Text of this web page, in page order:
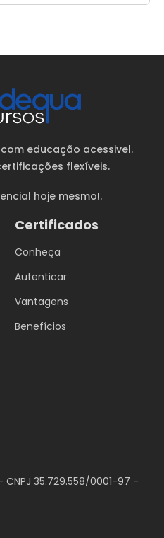
educação acessivel.
flexíveis.
hoje mesmo!.
Certificados
Conheça
Autenticar
Vantagens
Benefícios
35.729.558/0001-97 -